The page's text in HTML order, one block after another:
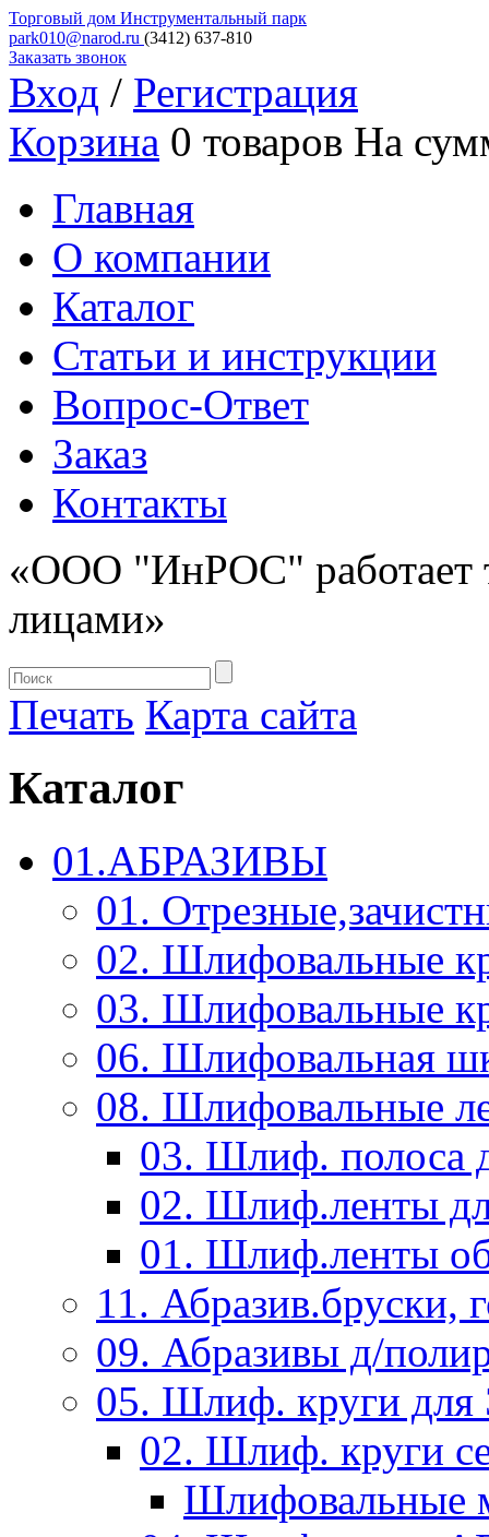
Торговый дом Инструментальный парк
park010@narod.ru (3412) 637-810
Заказать звонок
Вход / Регистрация
Корзина 0 товаров На
Главная
О компании
Каталог
Статьи и инструкции
Вопрос-Ответ
Заказ
Контакты
«ООО "ИнРОС" работает
лицами»
Печать Карта сайта
Каталог
01.АБРАЗИВЫ
01.
02. Шлифовальные
03. Шлифовальные
06. Шлифовальная
08. Шлифовальные
03. Шлиф.
02. Шлиф.ленты
01. Шлиф.ленты
11. Абразив.бруски,
09. Абразивы д/
05. Шлиф. круги
02. Шлиф. круги
Шлифовальные